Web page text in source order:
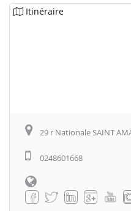
Itinéraire
29 r Nationale SAINT
0248601668